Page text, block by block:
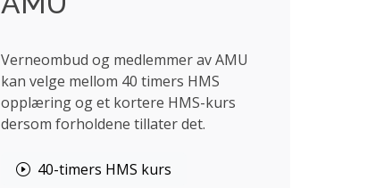
Verneombud og medlemmer av AMU
kan velge mellom 40 timers HMS
opplæring og et kortere HMS-kurs
dersom forholdene tillater det.
40-timers HMS kurs